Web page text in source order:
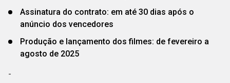
Assinatura do contrato: em até 30 dias após o
anúncio dos vencedores
Produção e lançamento dos filmes: de fevereiro a
agosto de 2025
-